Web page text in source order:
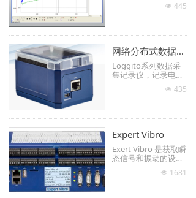
可以与任意一款delp
넶 445
网络分布式数据采集记录仪 Loggito
Loggito系列数据采
集记录仪，记录电
压，电流，温度信号
分散式布局，可长期
完成复杂的数据记录
工作。
넶 435
Expert Vibro
Exert Vibro 是获取瞬
态信号和振动的设
备。基于强大的 FPG
A 的最新处理器技术
넶 1681